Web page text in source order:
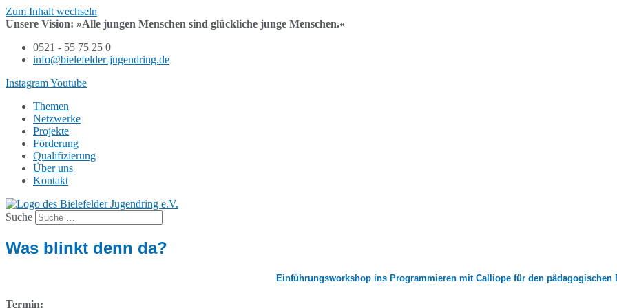
Zum Inhalt wechseln
Unsere Vision: »Alle jungen Menschen sind glückliche junge Menschen.«
0521 - 55 75 25 0
info@bielefelder-jugendring.de
InstagramYoutube
Themen
Netzwerke
Projekte
Förderung
Qualifizierung
Über uns
Kontakt
Suche
Was blinkt denn da?
Einführungsworkshop ins Programmieren mit Calliope für den pädagogischen
Termin: